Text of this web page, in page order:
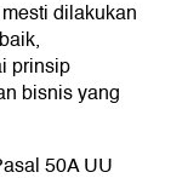
dilakukan
prinsip
bisnis yang
50A UU